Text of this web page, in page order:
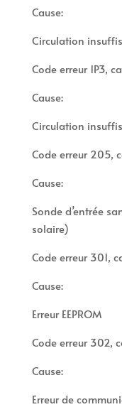
Cause:
Circulation
Code erreur 1P3,
Cause:
Circulation
Code erreur 205,
Cause:
Sonde d’entrée
solaire)
Code erreur 301,
Cause:
Erreur EEPROM
Code erreur 302,
Cause:
Erreur de